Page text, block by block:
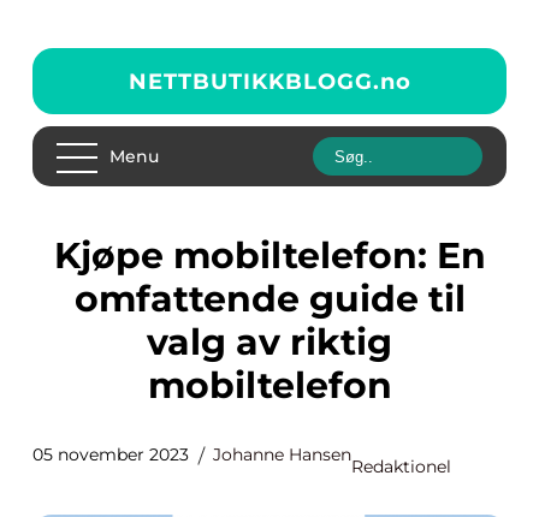
NETTBUTIKKBLOGG.no
Menu
Kjøpe mobiltelefon: En
omfattende guide til
valg av riktig
mobiltelefon
05 november 2023 Johanne Hansen
Redaktionel